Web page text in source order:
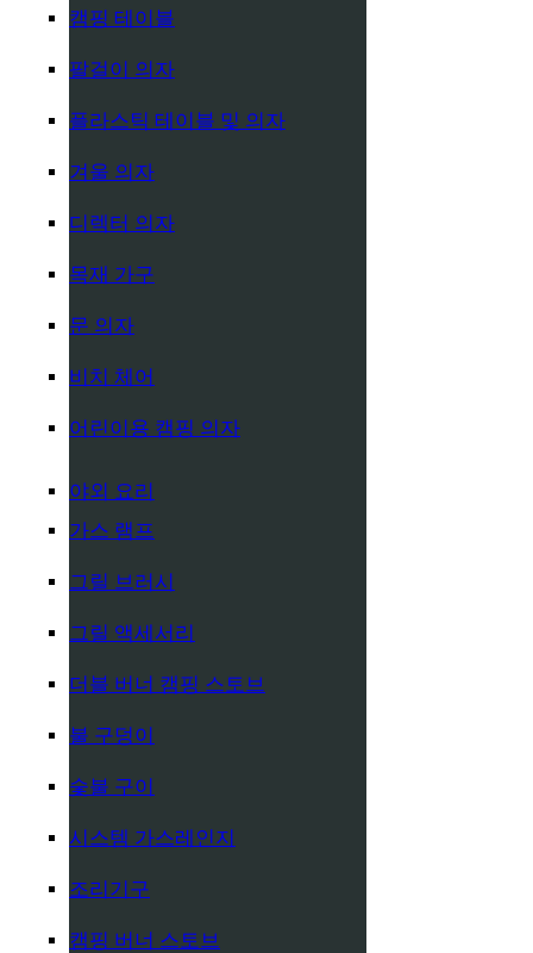
캠핑 테이블
팔걸이 의자
플라스틱 테이블 및 의자
겨울 의자
디렉터 의자
목재 가구
문 의자
비치 체어
어린이용 캠핑 의자
야외 요리
가스 램프
그릴 브러시
그릴 액세서리
더블 버너 캠핑 스토브
불 구덩이
숯불 구이
시스템 가스레인지
조리기구
캠핑 버너 스토브